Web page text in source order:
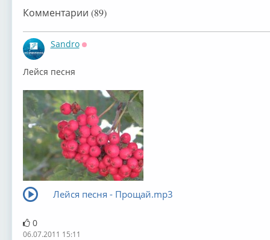
Комментарии (89)
Sandro
Лейся песня
Лейся песня - Прощай.mp3
0
06.07.2011 15:11